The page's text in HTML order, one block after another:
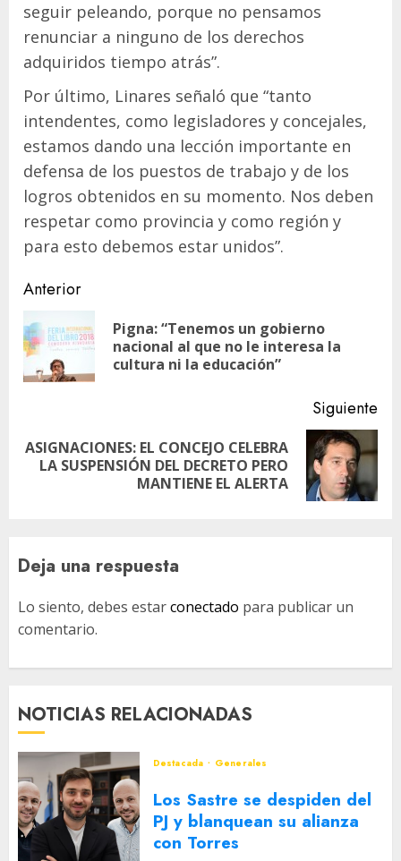
seguir peleando, porque no pensamos
renunciar a ninguno de los derechos
adquiridos tiempo atrás”.
Por último, Linares señaló que “tanto
intendentes, como legisladores y concejales,
estamos dando una lección importante en
defensa de los puestos de trabajo y de los
logros obtenidos en su momento. Nos deben
respetar como provincia y como región y
para esto debemos estar unidos”.
Navegación
de
entradas
Anterior
Pigna: “Tenemos un gobierno
nacional al que no le interesa la
cultura ni la educación”
Siguiente
Siguiente
ASIGNACIONES: EL CONCEJO CELEBRA
LA SUSPENSIÓN DEL DECRETO PERO
MANTIENE EL ALERTA
Deja una respuesta
Lo siento, debes estarconectado para publicar un
comentario.
NOTICIAS RELACIONADAS
Destacada Generales
Los Sastre se despiden del
PJ y blanquean su alianza
con Torres